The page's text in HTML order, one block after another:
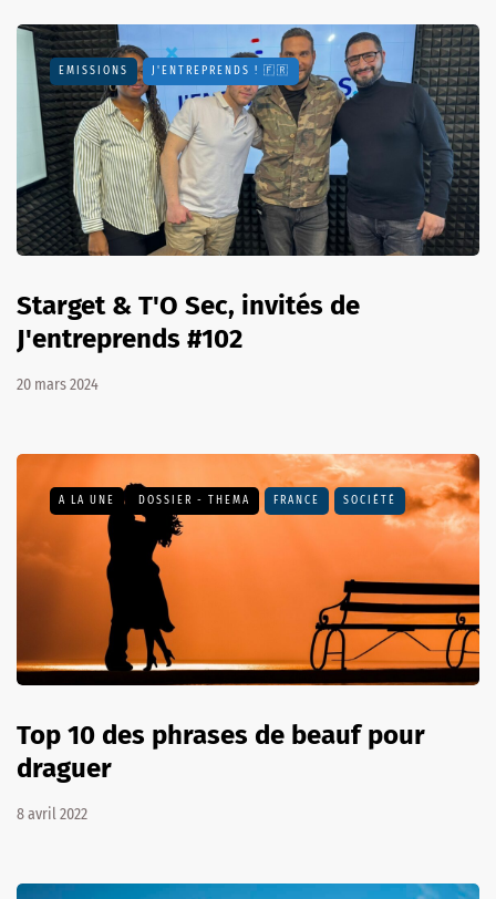
EMISSIONS J'ENTREPRENDS ! 🇫🇷
Starget & T'O Sec, invités de
J'entreprends #102
20 mars 2024
A LA UNE DOSSIER - THEMA FRANCE SOCIÉTÉ
Top 10 des phrases de beauf pour
draguer
8 avril 2022